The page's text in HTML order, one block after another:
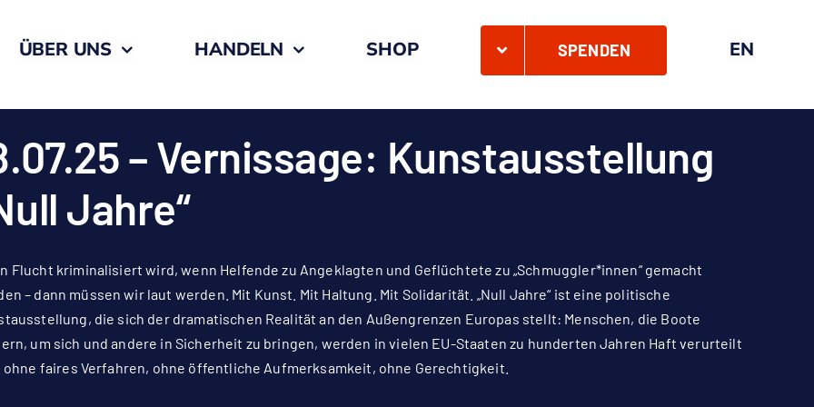
ÜBER UNS HANDELN SHOP SPENDEN EN
– Vernissage: Kunstausstellung
Jahre“
Flucht kriminalisiert wird, wenn Helfende zu Angeklagten und Geflüchtete zu „Schmuggler*innen“ gemacht
– dann müssen wir laut werden. Mit Kunst. Mit Haltung. Mit Solidarität. „Null Jahre“ ist eine politische
die sich der dramatischen Realität an den Außengrenzen Europas stellt: Menschen, die Boote
um sich und andere in Sicherheit zu bringen, werden in vielen EU-Staaten zu hunderten Jahren Haft verurteilt
ohne faires Verfahren, ohne öffentliche Aufmerksamkeit, ohne Gerechtigkeit.